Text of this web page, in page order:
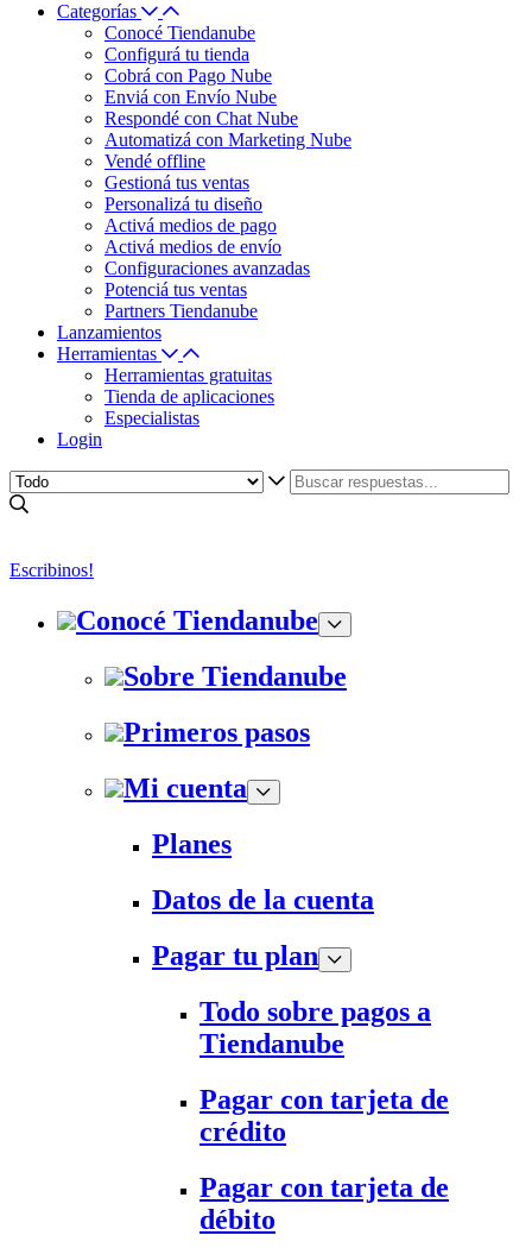
Categorías
Conocé Tiendanube
Configurá tu tienda
Cobrá con Pago Nube
Enviá con Envío Nube
Respondé con Chat Nube
Automatizá con Marketing Nube
Vendé offline
Gestioná tus ventas
Personalizá tu diseño
Activá medios de pago
Activá medios de envío
Configuraciones avanzadas
Potenciá tus ventas
Partners Tiendanube
Lanzamientos
Herramientas
Herramientas gratuitas
Tienda de aplicaciones
Especialistas
Login
Escribinos!
Conocé Tiendanube
Sobre Tiendanube
Primeros pasos
Mi cuenta
Planes
Datos de la cuenta
Pagar tu plan
Todo sobre pagos a
Tiendanube
Pagar con tarjeta de
crédito
Pagar con tarjeta de
débito